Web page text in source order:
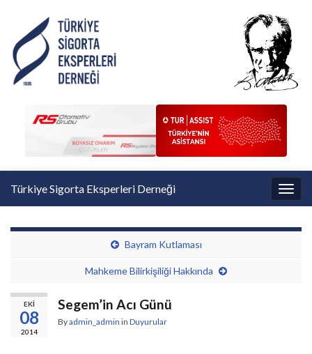
Türkiye Sigorta Eksperleri Derneği
Bayram Kutlaması
Mahkeme Bilirkişiliği Hakkında
EKI
08
2014
Segem’in Acı Günü
Byadmin_admin in Duyurular